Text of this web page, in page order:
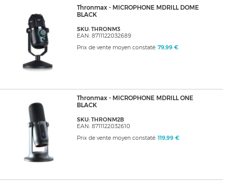
Thronmax - MICROPHONE MDRILL DOME
BLACK
SKU: THRONM3
EAN: 8711122032689
Prix de vente moyen constaté: 79,99 €
Thronmax - MICROPHONE MDRILL ONE
BLACK
SKU: THRONM2B
EAN: 8711122032610
Prix de vente moyen constaté: 119,99 €